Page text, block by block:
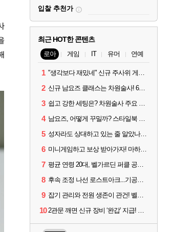
입찰 추천가
최근 HOT한 콘텐츠
로아 게임 IT 유머 연예
1 "생각보다 재밌네" 신규 주사위 게임 티카투카 호평
2 신규 남요즈 클래스는 차원술사! 6월 20일 로아온 썸머 정리
3 쉽고 강한 세팅은? 차원술사 주요 빌드와 스킬 코드
4 남요즈, 어떻게 꾸밀까? 스타일북 인기 차원술사 커스터마이즈
5 성자라도 상대하고 있는 줄 알았나? 벨가르딘 이모저모
6 미니게임하고 보상 받아가자! 마하라카 썸머 캠프 할 일은?
7 평균 연령 20대, 벨가르딘 퍼클 공대 '영로티'를 만나다
8 후속 조정 나선 로스트아크...기공사, 차원술사 하향
9 잡기 관리와 전원 생존이 관건! 벨가르딘 유물 칭호 획득방법 정리
10 2관문 깨면 신규 장비 ‘완갑’ 지급! 그림자 레이드 벨가르딘 공개